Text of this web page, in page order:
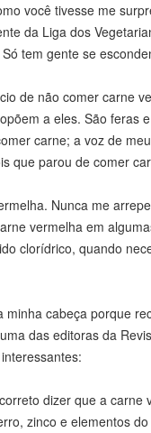
você tivesse me
da Liga dos
tem gente se
de não comer carne
a eles. São feras
carne; a voz de
que parou de comer
Nunca me
vermelha em
clorídrico, quando
minha cabeça porque
das editoras da
dizer que a
zinco e elementos